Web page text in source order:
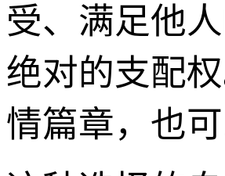
受、满足他
绝对的支配
情篇章，也